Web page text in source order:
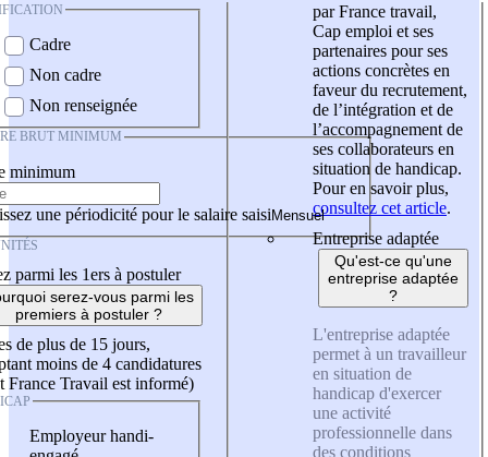
Cadre
Non cadre
Non renseignée
BRUT MINIMUM
minimum
une périodicité pour le salaire saisi
parmi les 1ers à postuler
serez-vous parmi les
premiers à postuler ?
de plus de 15 jours,
moins de 4 candidatures
France Travail est informé)
Employeur handi-
par France travail,
Cap emploi et ses
partenaires pour ses
actions concrètes en
faveur du recrutement,
de l’intégration et de
l’accompagnement de
ses collaborateurs en
situation de handicap.
Pour en savoir plus,
consultez cet article.
Entreprise adaptée
Qu'est-ce qu'une
entreprise adaptée
?
L'entreprise adaptée
permet à un travailleur
en situation de
handicap d'exercer
une activité
professionnelle dans
des conditions